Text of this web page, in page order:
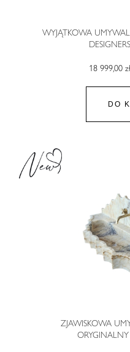
WYJĄTKOWA
18 999,00 zł
DO
ZJAWISKOWA